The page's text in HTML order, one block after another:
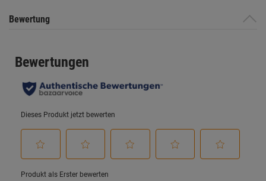
Bewertung